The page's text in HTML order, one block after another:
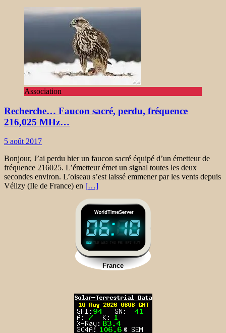
Association
Recherche… Faucon sacré, perdu, fréquence
216,025 MHz…
5 août 2017
Bonjour, J’ai perdu hier un faucon sacré équipé d’un émetteur de
fréquence 216025. L’émetteur émet un signal toutes les deux
secondes environ. L’oiseau s’est laissé emmener par les vents depuis
Vélizy (Ile de France) en […]